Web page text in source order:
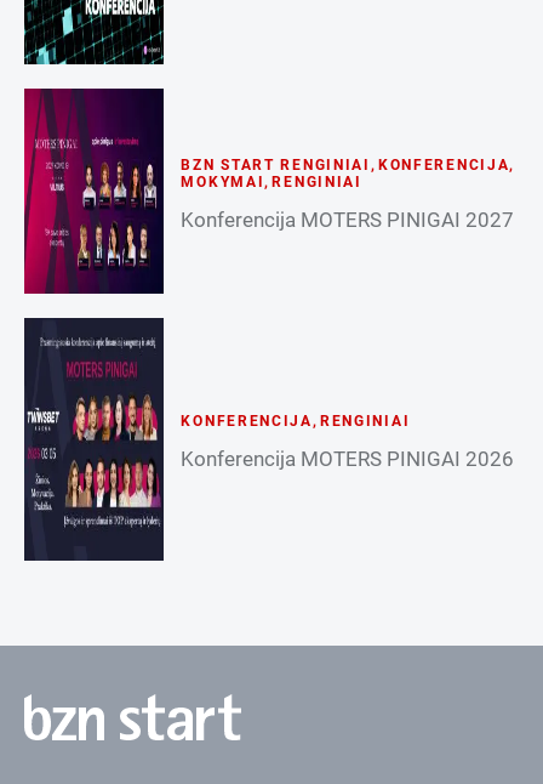
BZN START RENGINIAI , KONFERENCIJA,
MOKYMAI ,RENGINIAI
Konferencija MOTERS PINIGAI 2027
KONFERENCIJA, RENGINIAI
Konferencija MOTERS PINIGAI 2026